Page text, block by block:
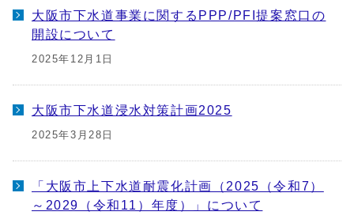
大阪市下水道事業に関するPPP/PFI提案窓口の
開設について
2025年12月1日
大阪市下水道浸水対策計画2025
2025年3月28日
「大阪市上下水道耐震化計画（2025（令和7）
～2029（令和11）年度）」について